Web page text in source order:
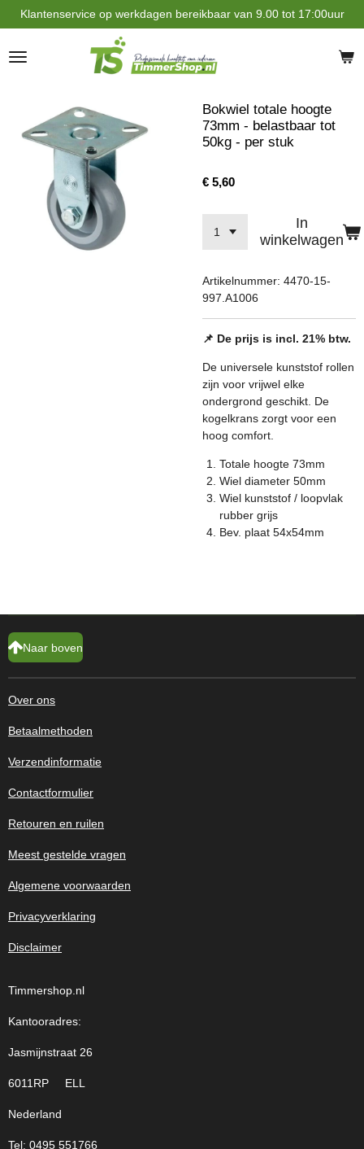
Ga
direct
naar
de
Klantenservice op werkdagen bereikbaar van 9.00 tot 17:00uur
Bokwiel totale hoogte
73mm - belastbaar tot
50kg - per stuk
€ 5,60
In
winkelwagen
Artikelnummer: 4470-15-
997.A1006
📌 De prijs is incl. 21% btw.
De universele kunststof rollen
zijn voor vrijwel elke
ondergrond geschikt. De
kogelkrans zorgt voor een
hoog comfort.
Totale hoogte 73mm
Wiel diameter 50mm
Wiel kunststof / loopvlak
rubber grijs
Bev. plaat 54x54mm
Naar boven
Over ons
Betaalmethoden
Verzendinformatie
Contactformulier
Retouren en ruilen
Meest gestelde vragen
Algemene voorwaarden
Privacyverklaring
Disclaimer
Timmershop.nl
Kantooradres:
Jasmijnstraat 26
6011RP ELL
Nederland
Tel: 0495 551766